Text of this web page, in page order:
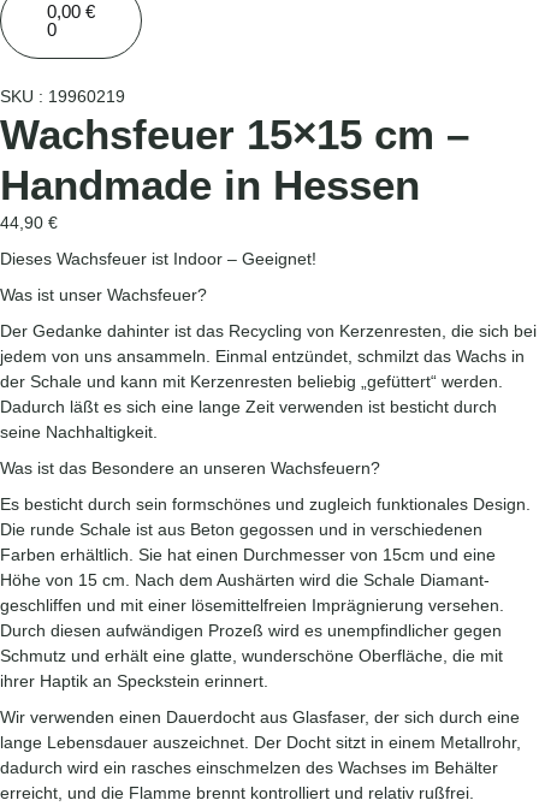
0,00 €
0
SKU : 19960219
Wachsfeuer 15×15 cm –
Handmade in Hessen
44,90 €
Dieses Wachsfeuer ist Indoor – Geeignet!
Was ist unser Wachsfeuer?
Der Gedanke dahinter ist das Recycling von Kerzenresten, die sich bei
jedem von uns ansammeln. Einmal entzündet, schmilzt das Wachs in
der Schale und kann mit Kerzenresten beliebig „gefüttert“ werden.
Dadurch läßt es sich eine lange Zeit verwenden ist besticht durch
seine Nachhaltigkeit.
Was ist das Besondere an unseren Wachsfeuern?
Es besticht durch sein formschönes und zugleich funktionales Design.
Die runde Schale ist aus Beton gegossen und in verschiedenen
Farben erhältlich. Sie hat einen Durchmesser von 15cm und eine
Höhe von 15 cm. Nach dem Aushärten wird die Schale Diamant-
geschliffen und mit einer lösemittelfreien Imprägnierung versehen.
Durch diesen aufwändigen Prozeß wird es unempfindlicher gegen
Schmutz und erhält eine glatte, wunderschöne Oberfläche, die mit
ihrer Haptik an Speckstein erinnert.
Wir verwenden einen Dauerdocht aus Glasfaser, der sich durch eine
lange Lebensdauer auszeichnet. Der Docht sitzt in einem Metallrohr,
dadurch wird ein rasches einschmelzen des Wachses im Behälter
erreicht, und die Flamme brennt kontrolliert und relativ rußfrei.